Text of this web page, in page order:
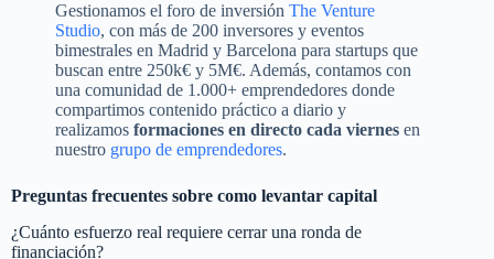
Gestionamos el foro de inversión The Venture
Studio, con más de 200 inversores y eventos
bimestrales en Madrid y Barcelona para startups que
buscan entre 250k€ y 5M€. Además, contamos con
una comunidad de 1.000+ emprendedores donde
compartimos contenido práctico a diario y
realizamos formaciones en directo cada viernes en
nuestro grupo de emprendedores.
Preguntas frecuentes sobre como levantar capital
¿Cuánto esfuerzo real requiere cerrar una ronda de
financiación?